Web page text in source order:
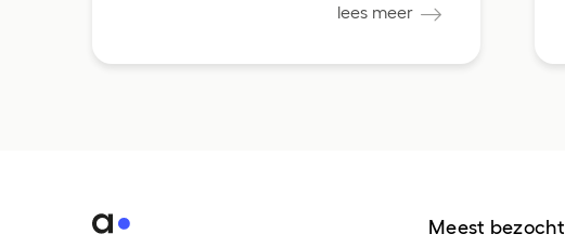
lees meer
Meest bezocht